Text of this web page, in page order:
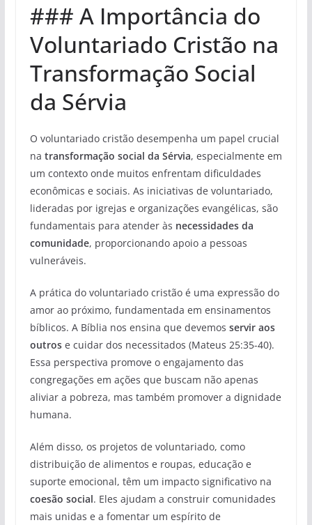
### A Importância do
Voluntariado Cristão na
Transformação Social
da Sérvia
O voluntariado cristão desempenha um papel crucial
na transformação social da Sérvia, especialmente em
um contexto onde muitos enfrentam dificuldades
econômicas e sociais. As iniciativas de voluntariado,
lideradas por igrejas e organizações evangélicas, são
fundamentais para atender às necessidades da
comunidade, proporcionando apoio a pessoas
vulneráveis.
A prática do voluntariado cristão é uma expressão do
amor ao próximo, fundamentada em ensinamentos
bíblicos. A Bíblia nos ensina que devemos servir aos
outrose cuidar dos necessitados (Mateus 25:35-40).
Essa perspectiva promove o engajamento das
congregações em ações que buscam não apenas
aliviar a pobreza, mas também promover a dignidade
humana.
Além disso, os projetos de voluntariado, como
distribuição de alimentos e roupas, educação e
suporte emocional, têm um impacto significativo na
coesão social. Eles ajudam a construir comunidades
mais unidas e a fomentar um espírito de